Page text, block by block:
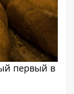
первый в